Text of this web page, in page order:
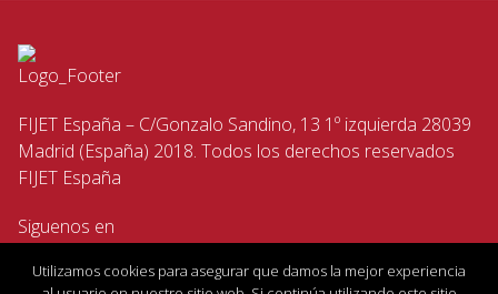
FIJET España – C/Gonzalo Sandino, 13 1º izquierda 28039
Madrid (España) 2018. Todos los derechos reservados
FIJET España
Siguenos en
Utilizamos cookies para asegurar que damos la mejor experiencia